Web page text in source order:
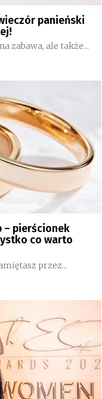
panieński
zabawa, ale także...
– pierścionek
co warto
przez...